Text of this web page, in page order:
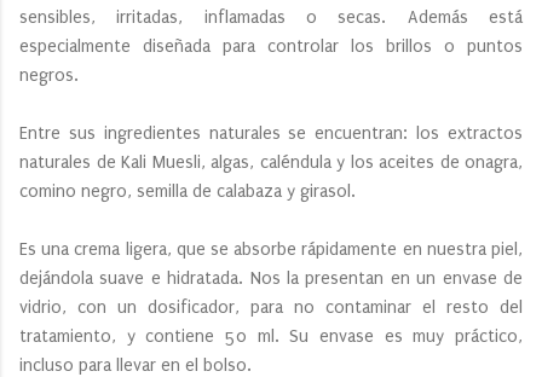
sensibles, irritadas, inflamadas o secas. Además está
especialmente diseñada para controlar los brillos o puntos
negros.
Entre sus ingredientes naturales se encuentran: los extractos
naturales de Kali Muesli, algas, caléndula y los aceites de onagra,
comino negro, semilla de calabaza y girasol.
Es una crema ligera, que se absorbe rápidamente en nuestra piel,
dejándola suave e hidratada. Nos la presentan en un envase de
vidrio, con un dosificador, para no contaminar el resto del
tratamiento, y contiene 50 ml. Su envase es muy práctico,
incluso para llevar en el bolso.